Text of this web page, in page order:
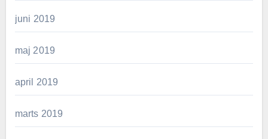
juni 2019
maj 2019
april 2019
marts 2019